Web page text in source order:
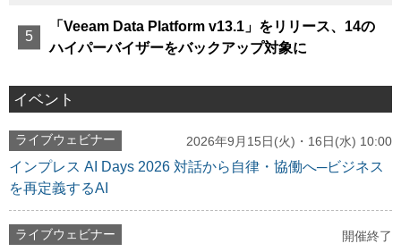
「Veeam Data Platform v13.1」をリリース、14の
ハイパーバイザーをバックアップ対象に
イベント
ライブウェビナー 2026年9月15日(火)・16日(水) 10:00
インプレス AI Days 2026 対話から自律・協働へ─ビジネス
を再定義するAI
ライブウェビナー 開催終了